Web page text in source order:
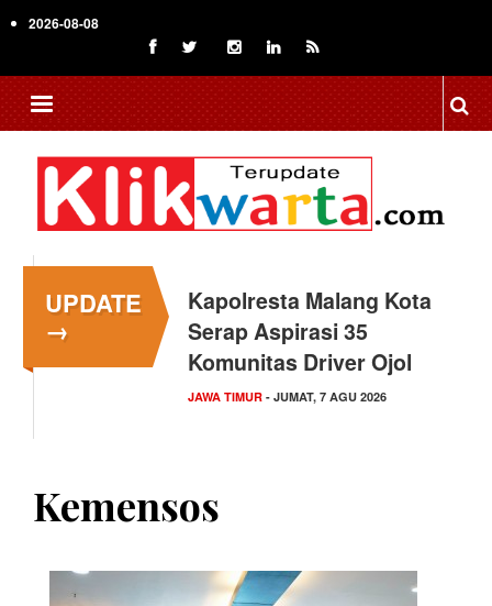
to
content
2026-08-08
UPDATE
→
Kapolresta Malang Kota
Serap Aspirasi 35
Komunitas Driver Ojol
JAWA TIMUR - JUMAT, 7 AGU 2026
Kemensos